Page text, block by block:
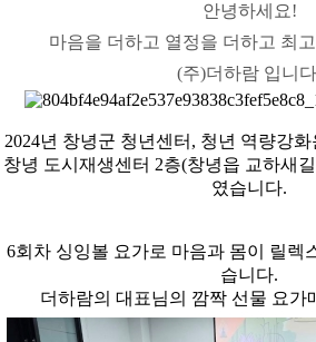
안녕하세요!
마음을 더하고 열정을 더하고 최
(주)더하람 입니
2024년 창녕군 청년센터 , 청년 역량강화
창녕 도시재생센터 2층(창녕읍 교하새길
였습니다.
6회차 싱잉볼 요가로 마음과 몸이 릴렉
습니다.
더하람의 대표님의 깜짝 선물 요가